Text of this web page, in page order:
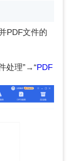
PDF文件的
处理”→“ PDF